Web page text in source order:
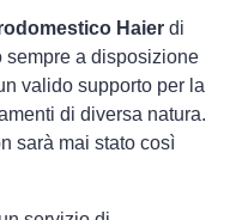
Haier di
sempre a disposizione
valido supporto per la
di diversa natura.
sarà mai stato così